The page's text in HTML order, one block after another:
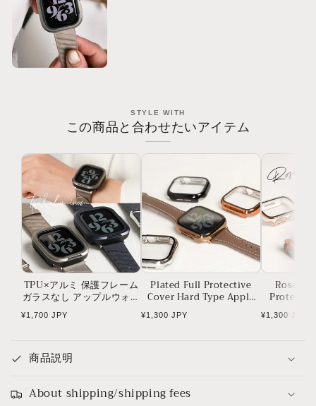
プ
プ
チ
バ
ン
ド
Apple
Watch
ベ
ル
ト
ッ
プ
ッ
チ
バ
ン
ド
Apple
Watch
ベ
ト
STYLE WITH
この商品と合わせたいアイテム
TPU×アルミ 保護フレーム
ガラスなし アップルウォッ
チ ケース Apple Watch
Regular
¥1,700 JPY
Plated Full Protective
Cover Hard Type Apple
Watch Case Apple Watch
Regular
¥1,300 JPY
Rose
Type
Regular
¥1,300 JPY
商品説明
About shipping/shipping fees